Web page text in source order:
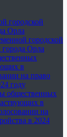
городской
Орла
городской
города Орла
в
на право
году
общественных
в
на
в 2024